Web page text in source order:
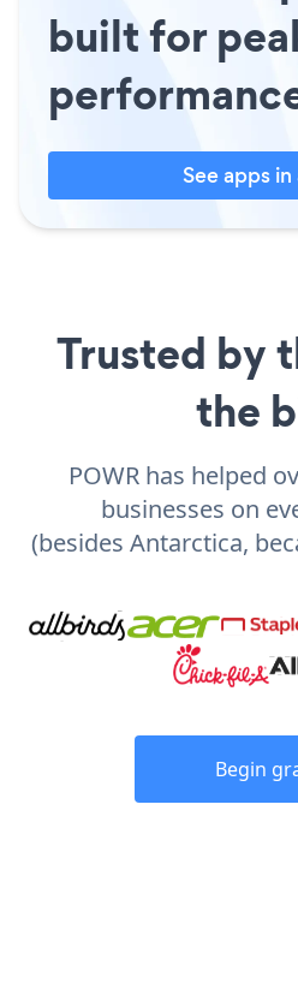
built for
See apps
Trusted by
the
POWR has helped
businesses on
(besides Antarctica,
Begin